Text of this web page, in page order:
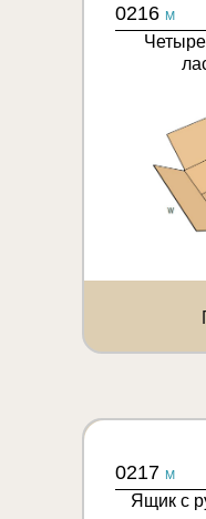
0216 M
0217 M
Ящик с